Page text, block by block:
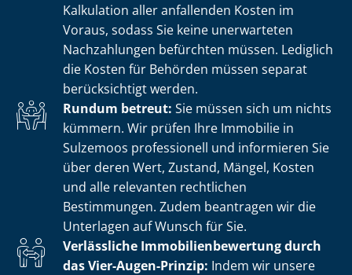
Kalkulation aller anfallenden Kosten im
Voraus, sodass Sie keine unerwarteten
Nachzahlungen befürchten müssen. Lediglich
die Kosten für Behörden müssen separat
berücksichtigt werden.
Rundum betreut: Sie müssen sich um nichts
kümmern. Wir prüfen Ihre Immobilie in
Sulzemoos professionell und informieren Sie
über deren Wert, Zustand, Mängel, Kosten
und alle relevanten rechtlichen
Bestimmungen. Zudem beantragen wir die
Unterlagen auf Wunsch für Sie.
Verlässliche Im­mo­bi­li­en­be­wer­tung durch
das Vier-Augen-Prinzip: Indem wir unsere